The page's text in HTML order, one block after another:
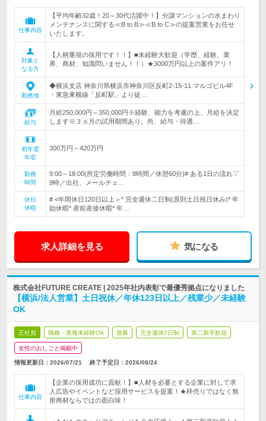
仕事内容
【平均年齢32歳！20～30代活躍中！】分譲マンションの水まわり
メンテナンスに関する≪B to B≫≪B to C≫の提案営業をお任せ
いたします。
対象と
なる方
【人柄重視の採用です！！】■未経験大歓迎（学歴、経験、業
界、商材、知識問いません！！）★3000万円以上の案件アリ！
勤務地
◆横浜支店 神奈川県横浜市神奈川区反町2-15-11 マルゴビル4F
・東急東横線「反町駅」より徒…
給与
月給250,000円～350,000円※経験、能力を考慮の上、月給を決定
します※３ヵ月の試用期間あり。尚、給与・待遇…
初年度
年収
300万円～420万円
勤務
時間
9:00～18:00(所定労働時間：8時間／休憩60分)# ある1日の流れ▽
9時／出社、メールチェ…
休日
休暇
# <年間休日120日以上＞* 完全週休二日制(原則土日祝日休み)* 年
始休暇* 産前産後休暇* 年…
求人詳細を見る 気になる
株式会社FUTURE CREATE | 2025年社内表彰で最優秀拠点になりました
【横浜/法人営業】土日祝休／年休123日以上／残業少／未経験
OK
正社員 職種・業種未経験OK 急募 完全週休2日制 第二新卒歓迎
女性のおしごと掲載中
情報更新日：2026/07/21 終了予定日： 2026/08/24
仕事内容
【企業の採用成功に貢献！】■人材を必要とする企業に対して求
人広告やイベントなど採用サービスを提案！★枠売りではなく無
形商材ならではの面白味！